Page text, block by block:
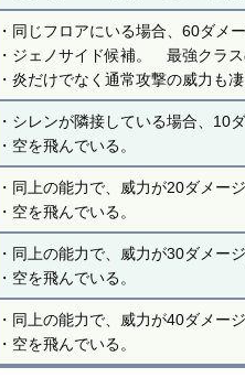
・同じフロアにいる場合、60ダメ
・ジェノサイド候補。 最強クラ
・炎だけでなく通常攻撃の威力も
・シレンが隣接している場合、10
・空を飛んでいる。
・同上の能力で、威力が20ダメー
・空を飛んでいる。
・同上の能力で、威力が30ダメー
・空を飛んでいる。
・同上の能力で、威力が40ダメー
・空を飛んでいる。